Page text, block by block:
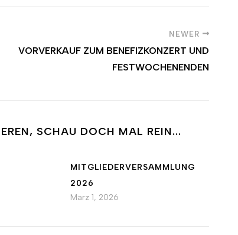
NEWER
VORVERKAUF ZUM BENEFIZKONZERT UND
FESTWOCHENENDEN
SCHAU DOCH MAL REIN...
MITGLIEDERVERSAMMLUNG
2026
März 1, 2026